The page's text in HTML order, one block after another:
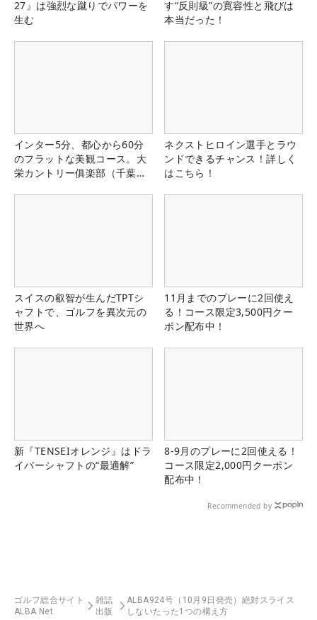
27』は強烈な蹴りでパワーを
生む
す“反則級”の寛容性と飛びは
本当だった！
インター5分、都心から60分
のフラットな美観コース。大
栄カントリー俱楽部（千葉
ネクストヒロイン選手とラウ
ンドできるチャンス！詳しく
はこちら！
スイスの叡智が生んだTPTシ
ャフトで、ゴルフを異次元の
世界へ
11月までのプレーに2回使え
る！コース限定3,500円クー
ポン配布中！
新『TENSEIオレンジ』はドラ
イバーシャフトの“最適解”
8-9月のプレーに2回使える！
コース限定2,000円クーポン
配布中！
Recommended by
ゴルフ総合サイト
ALBA Net
雑誌
出版
ALBA924号（10月9日発売）絶対スライス
しないたった1つの構え方